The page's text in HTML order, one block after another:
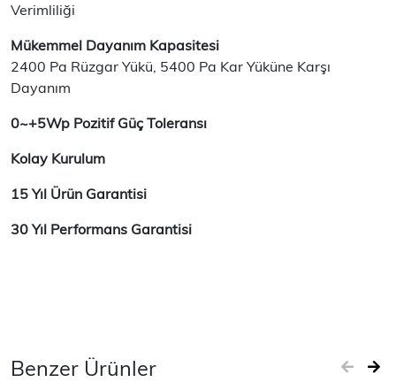
Verimliliği
Mükemmel Dayanım Kapasitesi
2400 Pa Rüzgar Yükü, 5400 Pa Kar Yüküne Karşı
Dayanım
0~+5Wp Pozitif Güç Toleransı
Kolay Kurulum
15 Yıl Ürün Garantisi
30 Yıl Performans Garantisi
Benzer Ürünler